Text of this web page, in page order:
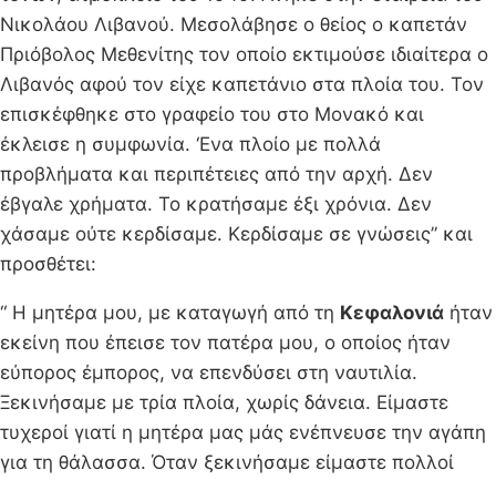
Νικολάου Λιβανού. Μεσολάβησε ο θείος ο καπετάν
Πριόβολος Μεθενίτης τον οποίο εκτιμούσε ιδιαίτερα ο
Λιβανός αφού τον είχε καπετάνιο στα πλοία του. Τον
επισκέφθηκε στο γραφείο του στο Μονακό και
έκλεισε η συμφωνία. ‘Ενα πλοίο με πολλά
προβλήματα και περιπέτειες από την αρχή. Δεν
έβγαλε χρήματα. Το κρατήσαμε έξι χρόνια. Δεν
χάσαμε ούτε κερδίσαμε. Κερδίσαμε σε γνώσεις” και
προσθέτει:
“ Η μητέρα μου, με καταγωγή από τη Κεφαλονιά ήταν
εκείνη που έπεισε τον πατέρα μου, ο οποίος ήταν
εύπορος έμπορος, να επενδύσει στη ναυτιλία.
Ξεκινήσαμε με τρία πλοία, χωρίς δάνεια. Είμαστε
τυχεροί γιατί η μητέρα μας μάς ενέπνευσε την αγάπη
για τη θάλασσα. Όταν ξεκινήσαμε είμαστε πολλοί